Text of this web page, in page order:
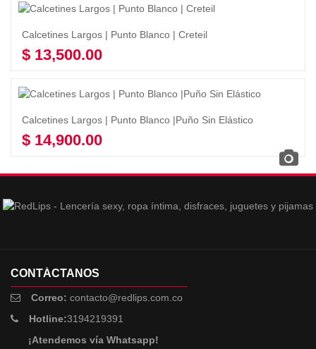
Calcetines Largos | Punto Blanco | Creteil
$ 13,500.00
Calcetines Largos | Punto Blanco |Puño Sin Elástico
$ 14,900.00
CONTÁCTANOS
Correo: contacto@redlips.com.co
Hotline:3194219391
¡Atendemos vía Whatsapp!